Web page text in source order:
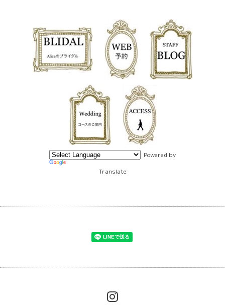
Powered by
Translate